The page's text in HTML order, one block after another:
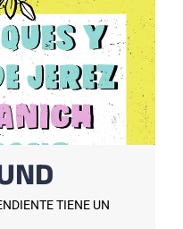
TIENE UN